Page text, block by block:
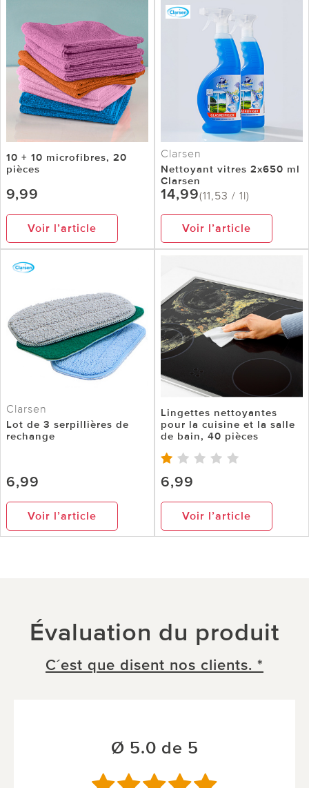
10 + 10 microfibres, 20
pièces
9,99
Voir l’article
Clarsen
Nettoyant vitres 2x650 ml
Clarsen
14,99(11,53 / 1l)
Voir l’article
Clarsen
Lot de 3 serpillières de
rechange
6,99
Voir l’article
Lingettes nettoyantes
pour la cuisine et la salle
de bain, 40 pièces
6,99
Voir l’article
Évaluation du produit
C´est que disent nos clients. *
Ø 5.0 de 5